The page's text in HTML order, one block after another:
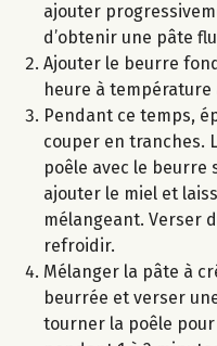
ajouter
d’obtenir une pâte
Ajouter le beurre
heure à température
Pendant ce temps,
couper en tranches.
poêle avec le beurre
ajouter le miel et
mélangeant. Verser
refroidir.
Mélanger la pâte à
beurrée et verser
tourner la poêle pour